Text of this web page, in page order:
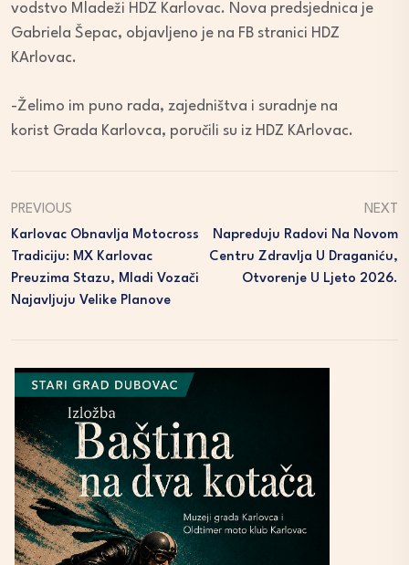
vodstvo Mladeži HDZ Karlovac. Nova predsjednica je
Gabriela Šepac, objavljeno je na FB stranici HDZ
KArlovac.
-Želimo im puno rada, zajedništva i suradnje na
korist Grada Karlovca, poručili su iz HDZ KArlovac.
PREVIOUS
Karlovac Obnavlja Motocross
Tradiciju: MX Karlovac
Preuzima Stazu, Mladi Vozači
Najavljuju Velike Planove
NEXT
Napreduju Radovi Na Novom
Centru Zdravlja U Draganiću,
Otvorenje U Ljeto 2026.